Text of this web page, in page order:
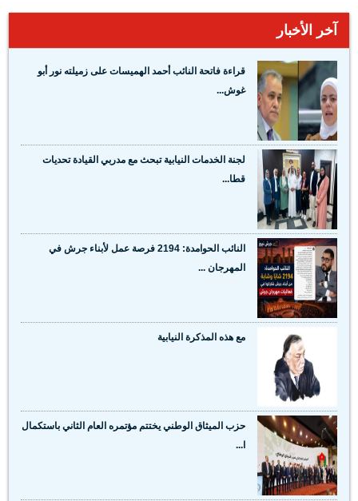
آخر الأخبار
قراءة فاتحة النائب أحمد الهميسات على زميلته نور أبو
غوش...
لجنة الخدمات النيابية تبحث مع مدربي القيادة تحديات
قطا...
النائب الحوامدة: 2194 فرصة عمل لأبناء جرش في
المهرجان ...
مع هذه المذكرة النيابية
حزب الميثاق الوطني يختتم مؤتمره العام الثاني باستكمال
ا...